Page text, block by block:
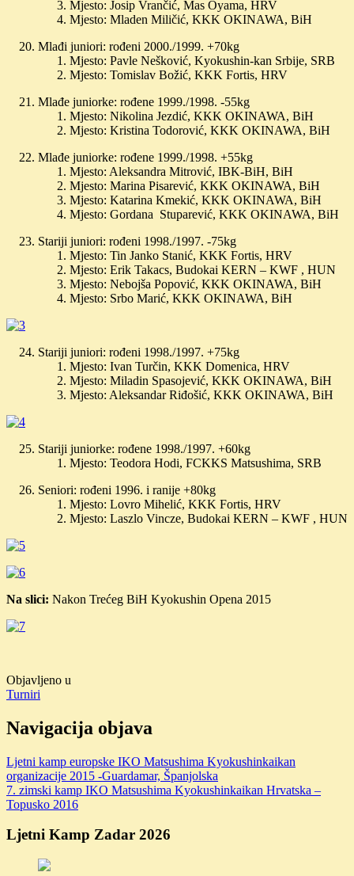
Mjesto: Josip Vrančić, Mas Oyama, HRV
Mjesto: Mladen Miličić, KKK OKINAWA, BiH
Mlađi juniori: rođeni 2000./1999. +70kg
Mjesto: Pavle Nešković, Kyokushin-kan Srbije, SRB
Mjesto: Tomislav Božić, KKK Fortis, HRV
Mlađe juniorke: rođene 1999./1998. -55kg
Mjesto: Nikolina Jezdić, KKK OKINAWA, BiH
Mjesto: Kristina Todorović, KKK OKINAWA, BiH
Mlađe juniorke: rođene 1999./1998. +55kg
Mjesto: Aleksandra Mitrović, IBK-BiH, BiH
Mjesto: Marina Pisarević, KKK OKINAWA, BiH
Mjesto: Katarina Kmekić, KKK OKINAWA, BiH
Mjesto: Gordana Stuparević, KKK OKINAWA, BiH
Stariji juniori: rođeni 1998./1997. -75kg
Mjesto: Tin Janko Stanić, KKK Fortis, HRV
Mjesto: Erik Takacs, Budokai KERN – KWF , HUN
Mjesto: Nebojša Popović, KKK OKINAWA, BiH
Mjesto: Srbo Marić, KKK OKINAWA, BiH
Stariji juniori: rođeni 1998./1997. +75kg
Mjesto: Ivan Turčin, KKK Domenica, HRV
Mjesto: Miladin Spasojević, KKK OKINAWA, BiH
Mjesto: Aleksandar Riđošić, KKK OKINAWA, BiH
Stariji juniorke: rođene 1998./1997. +60kg
Mjesto: Teodora Hodi, FCKKS Matsushima, SRB
Seniori: rođeni 1996. i ranije +80kg
Mjesto: Lovro Mihelić, KKK Fortis, HRV
Mjesto: Laszlo Vincze, Budokai KERN – KWF , HUN
Na slici: Nakon Trećeg BiH Kyokushin Opena 2015
Objavljeno u
Turniri
Navigacija objava
Ljetni kamp europske IKO Matsushima Kyokushinkaikan
organizacije 2015 -Guardamar, Španjolska
7. zimski kamp IKO Matsushima Kyokushinkaikan Hrvatska –
Topusko 2016
Ljetni Kamp Zadar 2026